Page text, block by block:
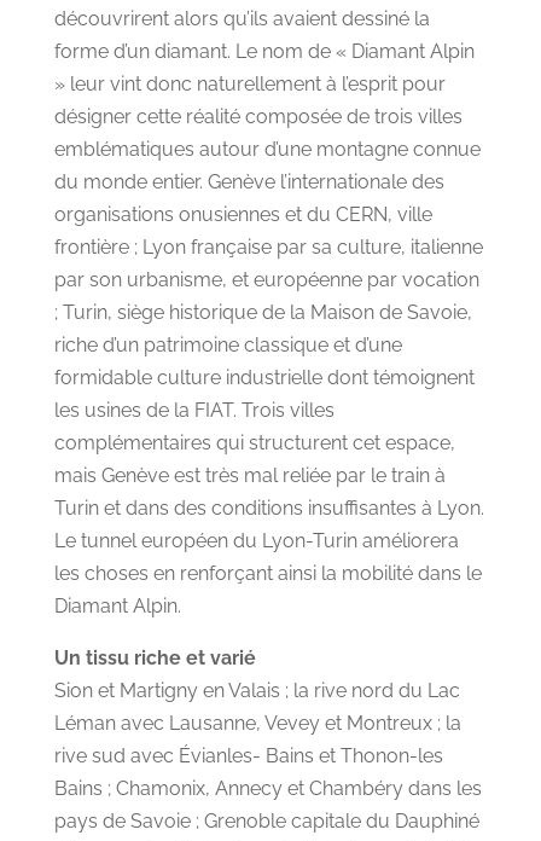
découvrirent alors qu’ils avaient dessiné la
forme d’un diamant. Le nom de « Diamant Alpin
» leur vint donc naturellement à l’esprit pour
désigner cette réalité composée de trois villes
emblématiques autour d’une montagne connue
du monde entier. Genève l’internationale des
organisations onusiennes et du CERN, ville
frontière ; Lyon française par sa culture, italienne
par son urbanisme, et européenne par vocation
; Turin, siège historique de la Maison de Savoie,
riche d’un patrimoine classique et d’une
formidable culture industrielle dont témoignent
les usines de la FIAT. Trois villes
complémentaires qui structurent cet espace,
mais Genève est très mal reliée par le train à
Turin et dans des conditions insuffisantes à Lyon.
Le tunnel européen du Lyon-Turin améliorera
les choses en renforçant ainsi la mobilité dans le
Diamant Alpin.
Un tissu riche et varié
Sion et Martigny en Valais ; la rive nord du Lac
Léman avec Lausanne, Vevey et Montreux ; la
rive sud avec Évianles- Bains et Thonon-les
Bains ; Chamonix, Annecy et Chambéry dans les
pays de Savoie ; Grenoble capitale du Dauphiné